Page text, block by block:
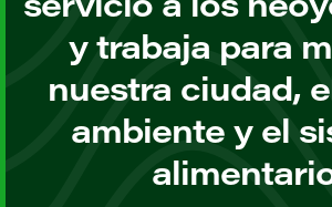
y trabaja para
nuestra ciudad,
ambiente y el